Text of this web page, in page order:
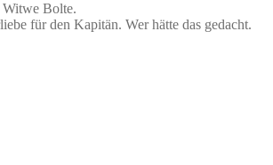
Witwe Bolte.
für den Kapitän. Wer hätte das gedacht.